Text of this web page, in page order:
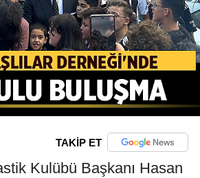
TAKİP ET
Kulübü Başkanı Hasan